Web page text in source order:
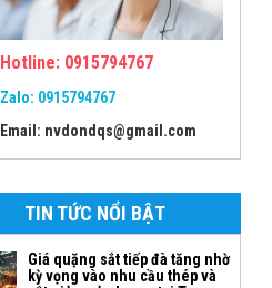
Hotline: 0915794767
Zalo: 0915794767
Email: nvdondqs@gmail.com
TIN TỨC NỔI BẬT
Giá quặng sắt tiếp đà tăng nhờ
kỳ vọng vào nhu cầu thép và